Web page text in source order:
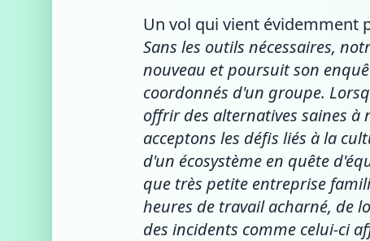
Un vol qui vient évidemment
Sans les outils nécessaires,
nouveau et poursuit son
coordonnés d'un groupe.
offrir des alternatives saines
acceptons les défis liés à la
d'un écosystème en quête
que très petite entreprise
heures de travail acharné, de
des incidents comme celui-ci